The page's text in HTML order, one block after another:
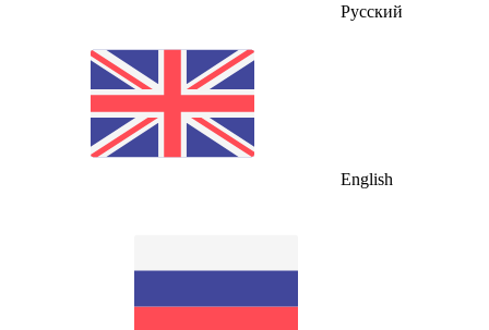
Русский
English